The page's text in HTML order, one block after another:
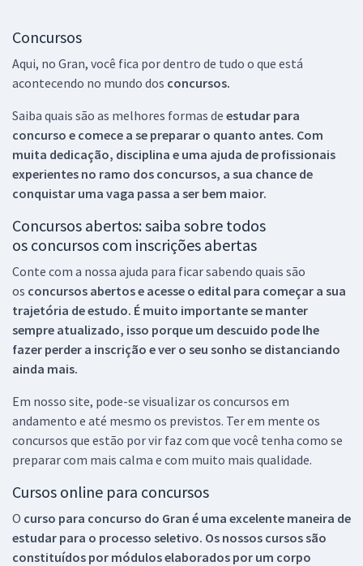
Concursos
Aqui, no Gran, você fica por dentro de tudo o que está
acontecendo no mundo dos concursos.
Saiba quais são as melhores formas de estudar para
concurso e comece a se preparar o quanto antes. Com
muita dedicação, disciplina e uma ajuda de profissionais
experientes no ramo dos concursos, a sua chance de
conquistar uma vaga passa a ser bem maior.
Concursos abertos: saiba sobre todos
os concursos com inscrições abertas
Conte com a nossa ajuda para ficar sabendo quais são
os concursos abertos e acesse o edital para começar a sua
trajetória de estudo. É muito importante se manter
sempre atualizado, isso porque um descuido pode lhe
fazer perder a inscrição e ver o seu sonho se distanciando
ainda mais.
Em nosso site, pode-se visualizar os concursos em
andamento e até mesmo os previstos. Ter em mente os
concursos que estão por vir faz com que você tenha como se
preparar com mais calma e com muito mais qualidade.
Cursos online para concursos
O curso para concurso do Gran é uma excelente maneira de
estudar para o processo seletivo. Os nossos cursos são
constituídos por módulos elaborados por um corpo